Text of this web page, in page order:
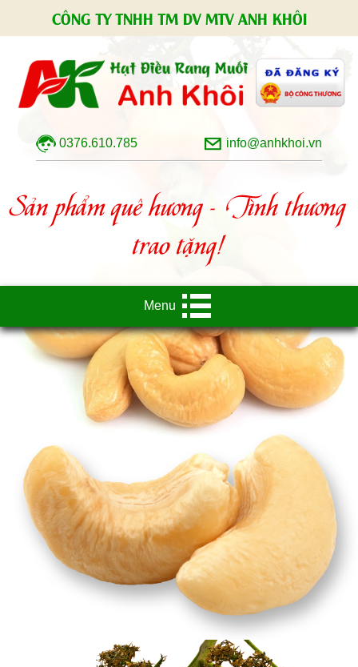
CÔNG TY TNHH TM DV MTV ANH KHÔI
0376.610.785 info@anhkhoi.vn
Sản phẩm quê hương - Tình thương
trao tặng!
Menu